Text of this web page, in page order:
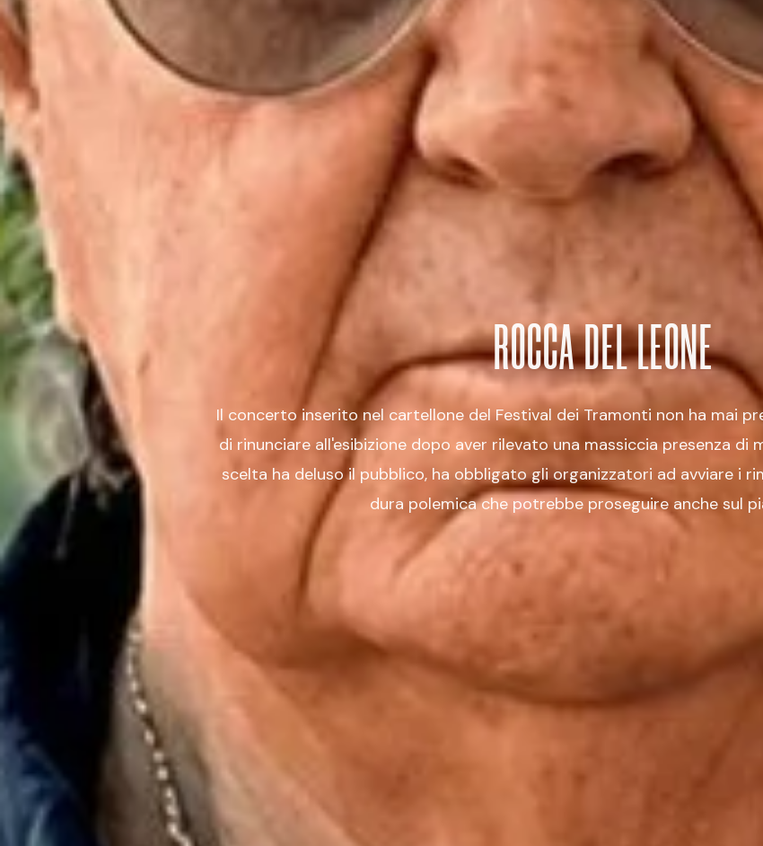
ROCCA DEL LEONE
Il concerto inserito nel cartellone del Festival dei Tramonti non ha mai
di rinunciare all'esibizione dopo aver rilevato una massiccia presenza di
scelta ha deluso il pubblico, ha obbligato gli organizzatori ad avviare i
dura polemica che potrebbe proseguire anche sul